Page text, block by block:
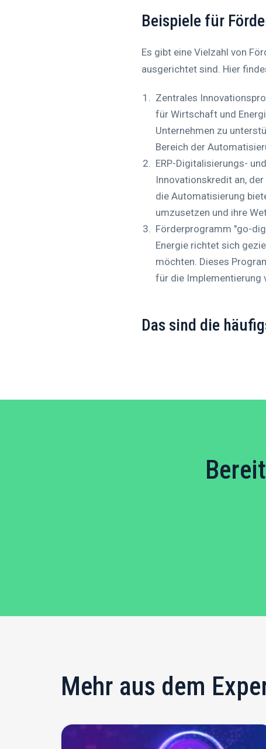
Beispiele für
Es gibt eine Vielzahl von
ausgerichtet sind. Hier
Zentrales
für Wirtschaft und
Unternehmen zu
Bereich der
ERP-Digitalisierungs-
Innovationskredit an,
die Automatisierung
umzusetzen und ihre
Förderprogramm "go-
Energie richtet sich
möchten. Dieses
für die Implementierung
Das sind die
Mehr aus dem